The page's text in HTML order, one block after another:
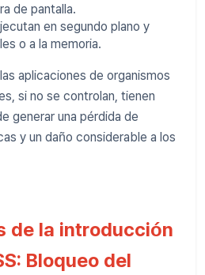
de pantalla.
en segundo plano y
o a la memoria.
aplicaciones de organismos
si no se controlan, tienen
generar una pérdida de
y un daño considerable a los
de la introducción
Bloqueo del